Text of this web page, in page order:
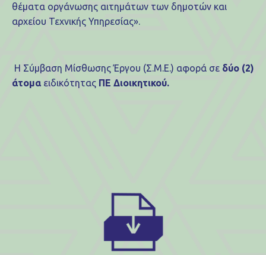
θέματα οργάνωσης αιτημάτων των δημοτών και
αρχείου Τεχνικής Υπηρεσίας».
Η Σύμβαση Μίσθωσης Έργου (Σ.Μ.Ε.) αφορά σε δύο (2)
άτομα ειδικότητας ΠΕ Διοικητικού.